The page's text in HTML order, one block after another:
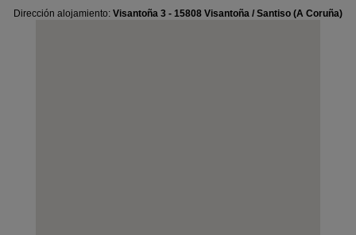
Dirección alojamiento: Visantoña 3 - 15808 Visantoña / Santiso (A Coruña)